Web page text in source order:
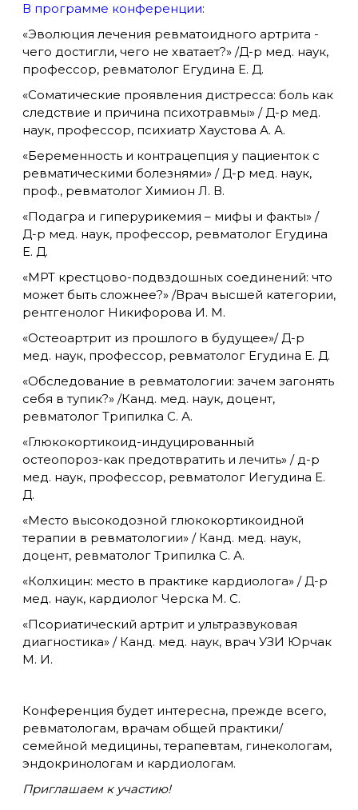
В программе конференции:
«Эволюция лечения ревматоидного артрита -
чего достигли, чего не хватает?» /Д-р мед. наук,
профессор, ревматолог Егудина Е. Д.
«Соматические проявления дистресса: боль как
следствие и причина психотравмы» / Д-р мед.
наук, профессор, психиатр Хаустова А. А.
«Беременность и контрацепция у пациенток с
ревматическими болезнями» / Д-р мед. наук,
проф., ревматолог Химион Л. В.
«Подагра и гиперурикемия – мифы и факты» /
Д-р мед. наук, профессор, ревматолог Егудина
Е. Д.
«МРТ крестцово-подвздошных соединений: что
может быть сложнее?» /Врач высшей категории,
рентгенолог Никифорова И. М.
«Остеоартрит из прошлого в будущее»/ Д-р
мед. наук, профессор, ревматолог Егудина Е. Д.
«Обследование в ревматологии: зачем загонять
себя в тупик?» /Канд. мед. наук, доцент,
ревматолог Трипилка С. А.
«Глюкокортикоид-индуцированный
остеопороз-как предотвратить и лечить» / д-р
мед. наук, профессор, ревматолог Иегудина Е.
Д.
«Место высокодозной глюкокортикоидной
терапии в ревматологии» / Канд. мед. наук,
доцент, ревматолог Трипилка С. А.
«Колхицин: место в практике кардиолога» / Д-р
мед. наук, кардиолог Черска М. С.
«Псориатический артрит и ультразвуковая
диагностика» / Канд. мед. наук, врач УЗИ Юрчак
М. И.
Конференция будет интересна, прежде всего,
ревматологам, врачам общей практики/
семейной медицины, терапевтам, гинекологам,
эндокринологам и кардиологам.
Приглашаем к участию!